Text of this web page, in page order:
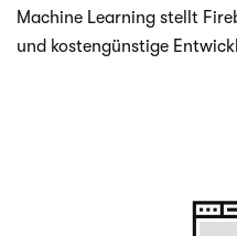
Machine Lear­ning stellt
und kos­ten­güns­tige